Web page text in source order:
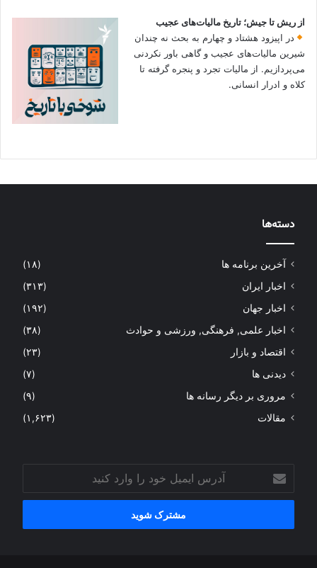
از ریش تا جیش؛ تاریخ مالیات‌های عجیب
در اپیزود هشتاد و چهارم به بحث نه چندان
شیرین مالیات‌های عجیب و گاهی باور نکردنی‌
می‌پردازیم. از مالیات تجرد و پنجره گرفته تا
کلاه و ادرار انسانی.
دسته‌ها
آخرین برنامه ها
(۱۸)
اخبار ایران
(۳۱۳)
اخبار جهان
(۱۹۲)
اخبار علمی, فرهنگی, ورزشی و حوادث
(۳۸)
اقتصاد و بازار
(۲۳)
دیدنی ها
(۷)
مروری بر دیگر رسانه ها
(۹)
مقالات
(۱,۶۲۳)
آدرس
ایمیل
خود
وارد